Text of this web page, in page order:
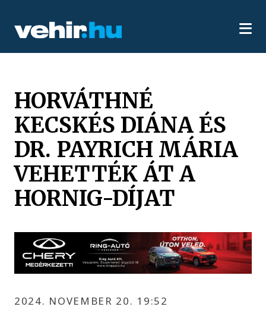
HORVÁTHNÉ
KECSKÉS DIÁNA ÉS
DR. PAYRICH MÁRIA
VEHETTÉK ÁT A
HORNIG-DÍJAT
2024. NOVEMBER 20. 19:52